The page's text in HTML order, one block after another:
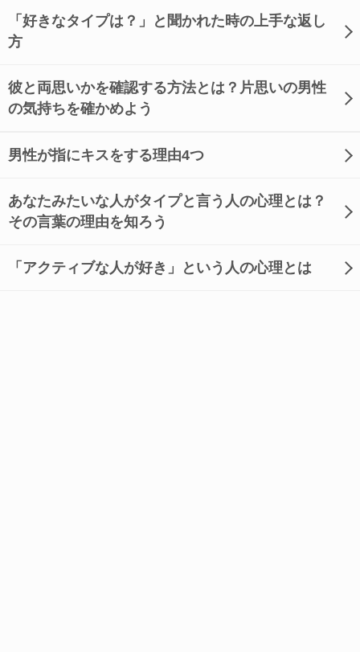
「好きなタイプは？」と聞かれた時の上手な返し
方
彼と両思いかを確認する方法とは？片思いの男性
の気持ちを確かめよう
男性が指にキスをする理由4つ
あなたみたいな人がタイプと言う人の心理とは？
その言葉の理由を知ろう
「アクティブな人が好き」という人の心理とは